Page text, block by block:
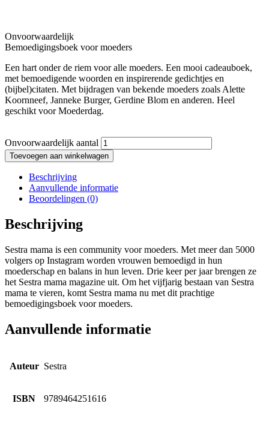
Onvoorwaardelijk
Bemoedigingsboek voor moeders
Een hart onder de riem voor alle moeders. Een mooi cadeauboek,
met bemoedigende woorden en inspirerende gedichtjes en
(bijbel)citaten. Met bijdragen van bekende moeders zoals Alette
Koornneef, Janneke Burger, Gerdine Blom en anderen. Heel
geschikt voor Moederdag.
Onvoorwaardelijk aantal
Toevoegen aan winkelwagen
Beschrijving
Aanvullende informatie
Beoordelingen (0)
Beschrijving
Sestra mama is een community voor moeders. Met meer dan 5000
volgers op Instagram worden vrouwen bemoedigd in hun
moederschap en balans in hun leven. Drie keer per jaar brengen ze
het Sestra mama magazine uit. Om het vijfjarig bestaan van Sestra
mama te vieren, komt Sestra mama nu met dit prachtige
bemoedigingsboek voor moeders.
Aanvullende informatie
Auteur Sestra
ISBN 9789464251616